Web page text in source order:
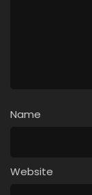
Name
Website